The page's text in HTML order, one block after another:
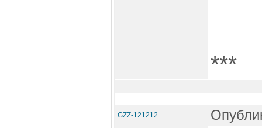
***
GZZ-121212